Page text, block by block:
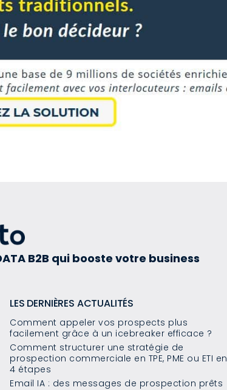
B2B qui booste votre business
LES DERNIÈRES ACTUALITÉS
Comment appeler vos prospects plus
facilement grâce à un icebreaker efficace ?
Comment structurer une stratégie de
prospection commerciale en TPE, PME ou ETI en
4 étapes
Email IA : des messages de prospection prêts